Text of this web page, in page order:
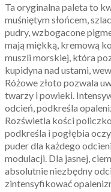
Ta oryginalna paleta to
muśniętym słońcem,
pudry, wzbogacone
mają miękką, kremową
muszli morskiej, która
kupidyna nad ustami,
Różowe złoto pozwala
twarzy i powieki.
odcień, podkreśla
Rozświetla kości
podkreśla i pogłębia
puder dla każdego
modulacji. Dla jasnej,
absolutnie niezbędny
zintensyfikować